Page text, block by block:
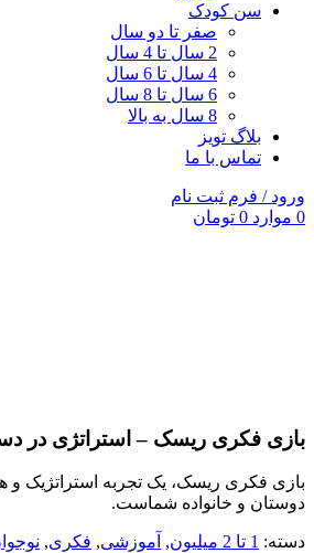
سن کودک
صفر تا دو سال
2 سال تا 4 سال
4 سال تا 6 سال
6 سال تا 8 سال
8 سال به بالا
بلاگ تویز
تماس با ما
ورود / فرم ثبت نام
0 موارد 0 تومان
بازی فکری ریسک – استراتژی در
بازی فکری ریسک، یک تجربه استراتژیک و
دوستان و خانواده شماست.
دسته: 1 تا 2 میلیون , آموزشی, فکری,